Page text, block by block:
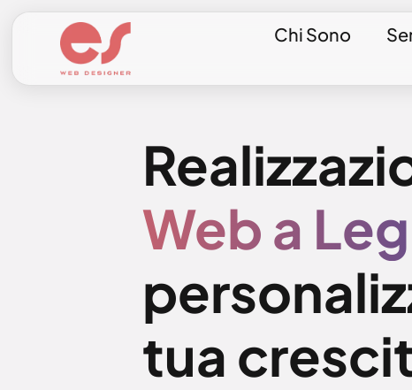
Chi Sono
Web a
tua